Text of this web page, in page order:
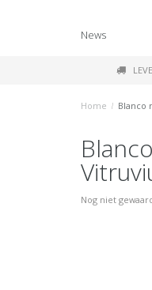
News
Home / Blanco
Nog niet